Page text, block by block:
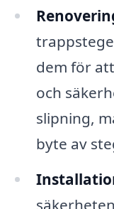
dem för
och
slipning,
byte av